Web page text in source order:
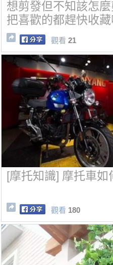
想剪發但不知該怎
把喜歡的都趕快收藏
觀看 21
[摩托知識] 摩托車如
觀看 180